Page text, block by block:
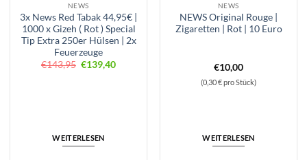
NEWS
3x News Red Tabak 44,95€ |
1000 x Gizeh ( Rot ) Special
Tip Extra 250er Hülsen | 2x
Feuerzeuge
€143,95 Ursprünglicher
€139,40Aktueller
WEITERLESEN
NEWS
NEWS Original Rouge |
Zigaretten | Rot | 10 Euro
€10,00
(0,30 € pro Stück)
WEITERLESEN